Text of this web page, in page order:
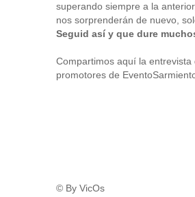
superando siempre a la
nos sorprenderán de nuevo,
Seguid así y que dure
Compartimos aquí la
promotores de
© By VicOs